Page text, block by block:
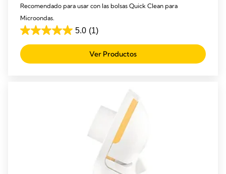
Recomendado para usar con las bolsas Quick Clean para
Microondas.
5.0 (1)
5.0
de
5
Ver Productos